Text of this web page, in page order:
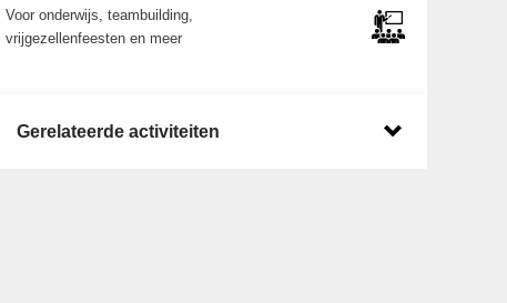
Voor jong en oud én elk niveau, van 10 tot
1000 deelnemers
Gerelateerde activiteiten